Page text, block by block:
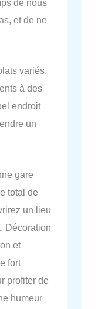
de nous
et de ne
variés,
à des
endroit
un
gare
total de
un lieu
Décoration
et
fort
profiter de
humeur